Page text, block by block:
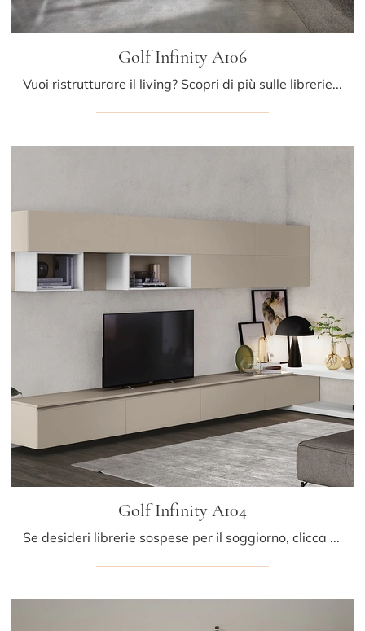
Golf Infinity A106
Vuoi ristrutturare il living? Scopri di più sulle librerie moderne divisorie e arreda i tuoi spazi con il modello Golf Infinity A106.
Golf Infinity A104
Se desideri librerie sospese per il soggiorno, clicca e scopri le nostre soluzioni moderne: il modello Golf Infinity A104 Colombini Casa ti aspetta!